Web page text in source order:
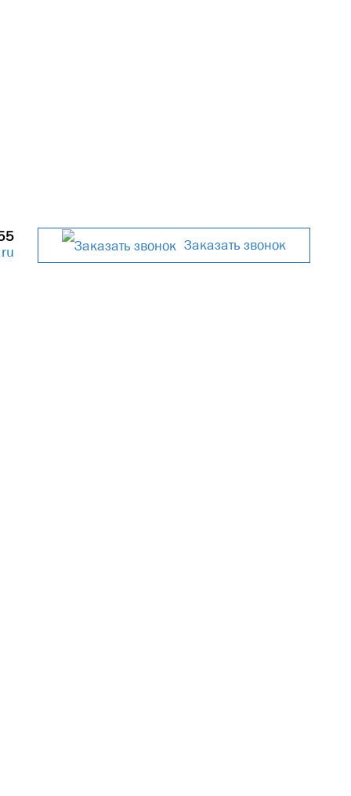
Заказать звонок
санитарно-гигиеническим,
города. При разработке необходимо
облика города, сохранить культурное
городской среды.
решений, владеем данными о
по улицам и округам города и поэтому,
согласование в Регламентной